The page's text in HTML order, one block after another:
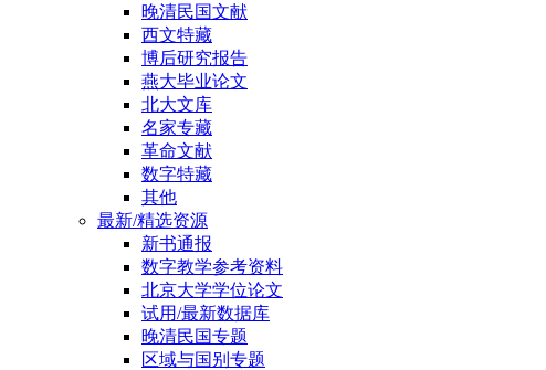
晚清民国文献
西文特藏
博后研究报告
燕大毕业论文
北大文库
名家专藏
革命文献
数字特藏
其他
最新/精选资源
新书通报
数字教学参考资料
北京大学学位论文
试用/最新数据库
晚清民国专题
区域与国别专题